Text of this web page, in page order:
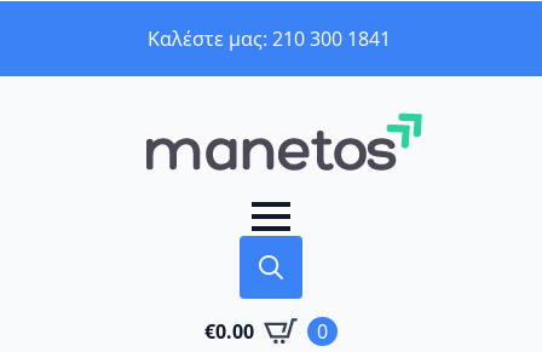
Καλέστε μας: 210 300 1841
for:
€0.00 0